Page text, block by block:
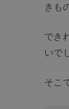
きも
でき
いで
そこ